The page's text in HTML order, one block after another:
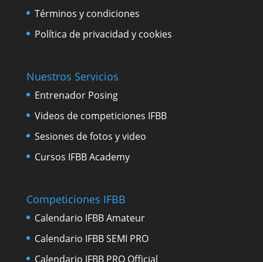
Términos y condiciones
Política de privacidad y cookies
Nuestros Servicios
Entrenador Posing
Videos de competiciones IFBB
Sesiones de fotos y video
Cursos IFBB Academy
Competiciones IFBB
Calendario IFBB Amateur
Calendario IFBB SEMI PRO
Calendario IFBB PRO Official